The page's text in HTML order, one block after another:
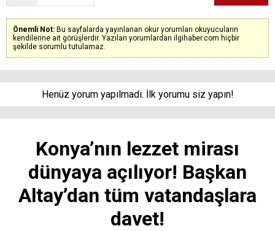
Önemli Not: Bu sayfalarda yayınlanan okur yorumları okuyucuların
kendilerine ait görüşlerdir. Yazılan yorumlardan ilgihaber.com hiçbir
şekilde sorumlu tutulamaz.
Henüz yorum yapılmadı. İlk yorumu siz yapın!
Konya’nın lezzet mirası
dünyaya açılıyor! Başkan
Altay’dan tüm vatandaşlara
davet!